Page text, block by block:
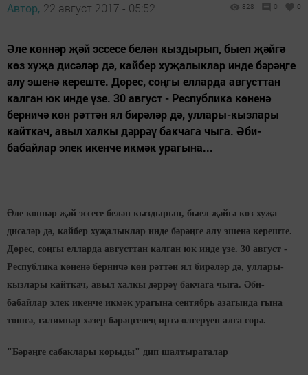
Автор, 22 август 2017 - 05:52 828 0 0
Әле көннәр җәй эссесе белән кыздырып, быел җәйгә
көз хуҗа дисәләр дә, кайбер хуҗалыклар инде бәрәңге
алу эшенә кереште. Дөрес, соңгы елларда августтан
калган юк инде үзе. 30 август - Республика көненә
берничә көн рәттән ял бирәләр дә, уллары-кызлары
кайткач, авыл халкы дәррәү бакчага чыга. Әби-
бабайлар элек икенче икмәк урагына...
Әле көннәр җәй эссесе белән кыздырып, быел җәйгә көз хуҗа
дисәләр дә, кайбер хуҗалыклар инде бәрәңге алу эшенә кереште.
Дөрес, соңгы елларда августтан калган юк инде үзе. 30 август -
Республика көненә берничә көн рәттән ял бирәләр дә, уллары-
кызлары кайткач, авыл халкы дәррәү бакчага чыга. Әби-
бабайлар элек икенче икмәк урагына сентябрь азагында гына
төшсә, галимнәр хәзер бәрәңгенең иртә өлгерүен алга сөрә.
"Бәрәңге сабаклары корыды" дип шалтыраталар